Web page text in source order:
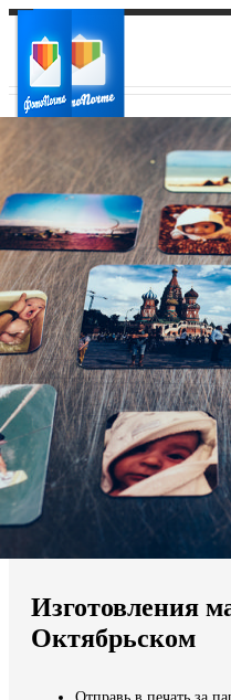
Ваш город:
Ваш регион доставки
Выберите из списка:
Мы доставляем по всему
Продолжить без города
Изготовления
Октябрьском